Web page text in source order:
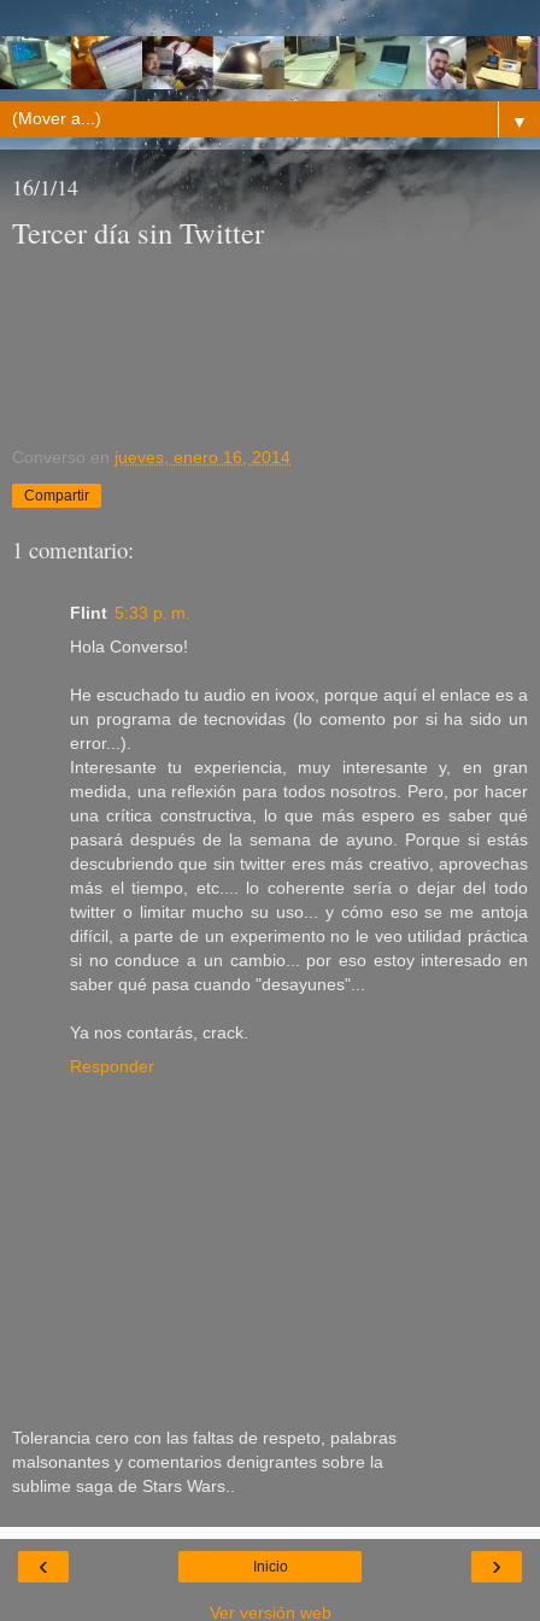
▼
16/1/14
Tercer día sin Twitter
Converso en jueves, enero 16, 2014
Compartir
1 comentario:
Flint 5:33 p. m.
Hola Converso!
He escuchado tu audio en ivoox, porque aquí el enlace es a
un programa de tecnovidas (lo comento por si ha sido un
error...).
Interesante tu experiencia, muy interesante y, en gran
medida, una reflexión para todos nosotros. Pero, por hacer
una crítica constructiva, lo que más espero es saber qué
pasará después de la semana de ayuno. Porque si estás
descubriendo que sin twitter eres más creativo, aprovechas
más el tiempo, etc.... lo coherente sería o dejar del todo
twitter o limitar mucho su uso... y cómo eso se me antoja
difícil, a parte de un experimento no le veo utilidad práctica
si no conduce a un cambio... por eso estoy interesado en
saber qué pasa cuando "desayunes"...
Ya nos contarás, crack.
Responder
Tolerancia cero con las faltas de respeto, palabras
malsonantes y comentarios denigrantes sobre la
sublime saga de Stars Wars..
‹ ›
Inicio
Ver versión web